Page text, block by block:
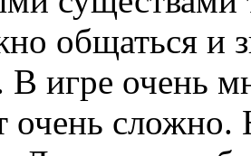
общаться и
В игре очень
очень